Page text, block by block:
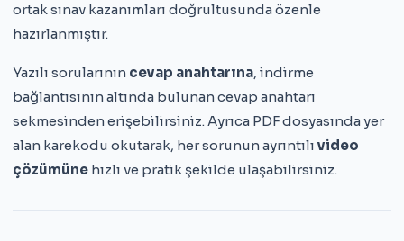
ortak sınav kazanımları doğrultusunda özenle
hazırlanmıştır.
Yazılı sorularının cevap anahtarına, indirme
bağlantısının altında bulunan cevap anahtarı
sekmesinden erişebilirsiniz. Ayrıca PDF dosyasında yer
alan karekodu okutarak, her sorunun ayrıntılı video
çözümüne hızlı ve pratik şekilde ulaşabilirsiniz.